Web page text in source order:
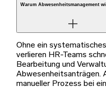
Warum Abwesenheitsmanagement
Ohne ein
verlieren HR-Teams
Bearbeitung und
Abwesenheitsanträgen.
manueller Prozess bei